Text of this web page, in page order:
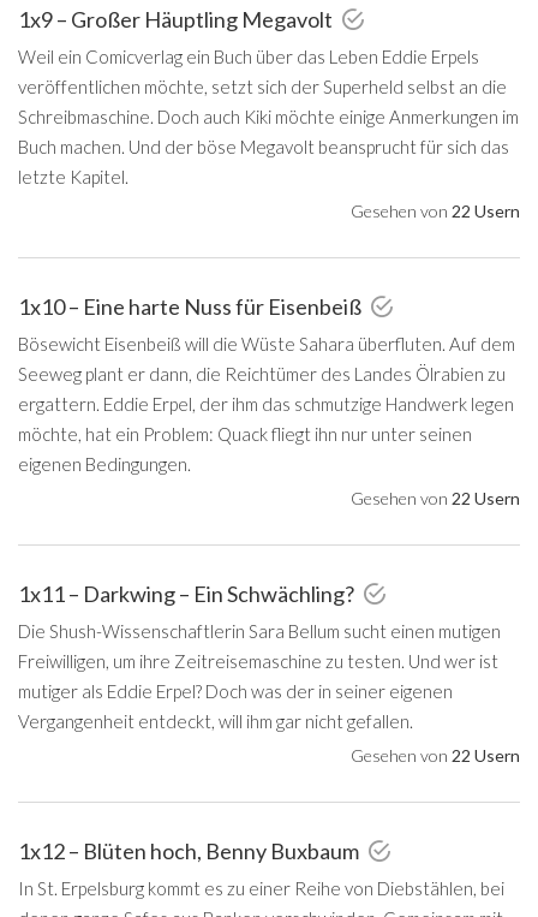
1x9 – Großer Häuptling Megavolt
Weil ein Comicverlag ein Buch über das Leben Eddie Erpels
veröffentlichen möchte, setzt sich der Superheld selbst an die
Schreibmaschine. Doch auch Kiki möchte einige Anmerkungen im
Buch machen. Und der böse Megavolt beansprucht für sich das
letzte Kapitel.
Gesehen von 22 Usern
1x10 – Eine harte Nuss für Eisenbeiß
Bösewicht Eisenbeiß will die Wüste Sahara überfluten. Auf dem
Seeweg plant er dann, die Reichtümer des Landes Ölrabien zu
ergattern. Eddie Erpel, der ihm das schmutzige Handwerk legen
möchte, hat ein Problem: Quack fliegt ihn nur unter seinen
eigenen Bedingungen.
Gesehen von 22 Usern
1x11 – Darkwing – Ein Schwächling?
Die Shush-Wissenschaftlerin Sara Bellum sucht einen mutigen
Freiwilligen, um ihre Zeitreisemaschine zu testen. Und wer ist
mutiger als Eddie Erpel? Doch was der in seiner eigenen
Vergangenheit entdeckt, will ihm gar nicht gefallen.
Gesehen von 22 Usern
1x12 – Blüten hoch, Benny Buxbaum
In St. Erpelsburg kommt es zu einer Reihe von Diebstählen, bei